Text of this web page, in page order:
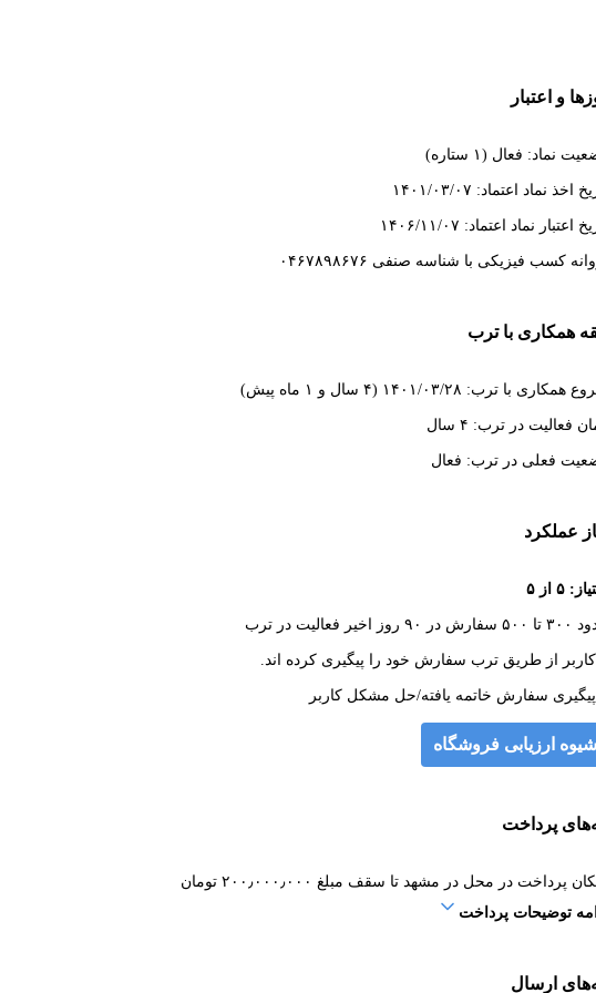
و اعتبار
نماد: فعال (۱ ستاره)
اخذ نماد اعتماد: ۱۴۰۱/۰۳/۰۷
اعتبار نماد اعتماد: ۱۴۰۶/۱۱/۰۷
کسب فیزیکی با شناسه صنفی ۰۴۶۷۸۹۸۶۷۶
همکاری با ترب
همکاری با ترب: ۱۴۰۱/۰۳/۲۸ (۴ سال و ۱ ماه پیش)
فعالیت در ترب: ۴ سال
فعلی در ترب: فعال
عملکرد
۵ از ۵
۹۰ روز اخیر فعالیت در ترب
شیوه ارزیابی فروشگاه
پرداخت
پرداخت در محل در مشهد تا سقف مبلغ ۲۰۰٫۰۰۰٫۰۰۰ تومان
توضیحات پرداخت
ارسال